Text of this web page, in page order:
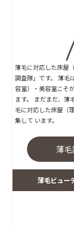
薄毛に対応した床屋
調査隊」です。 薄毛
容室）・美容室こそ
ます。 まだまだ、薄
毛に対応した床屋（
集して います。
薄
薄毛ビュー